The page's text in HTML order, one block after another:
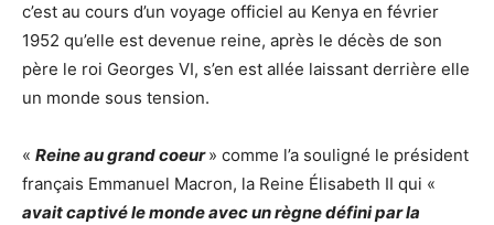
c’est au cours d’un voyage officiel au Kenya en février
1952 qu’elle est devenue reine, après le décès de son
père le roi Georges VI, s’en est allée laissant derrière elle
un monde sous tension.
« Reine au grand coeur» comme l’a souligné le président
français Emmanuel Macron, la Reine Élisabeth II qui «
avait captivé le monde avec un règne défini par la